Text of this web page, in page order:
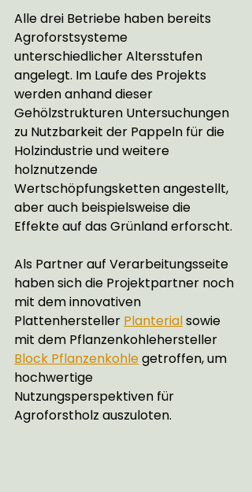
Alle drei Betriebe haben bereits
Agroforstsysteme
unterschiedlicher Altersstufen
angelegt. Im Laufe des Projekts
werden anhand dieser
Gehölzstrukturen Untersuchungen
zu Nutzbarkeit der Pappeln für die
Holzindustrie und weitere
holznutzende
Wertschöpfungsketten angestellt,
aber auch beispielsweise die
Effekte auf das Grünland erforscht.
Als Partner auf Verarbeitungsseite
haben sich die Projektpartner noch
mit dem innovativen
Plattenhersteller Planterial sowie
mit dem Pflanzenkohlehersteller
Block Pflanzenkohle getroffen, um
hochwertige
Nutzungsperspektiven für
Agroforstholz auszuloten.